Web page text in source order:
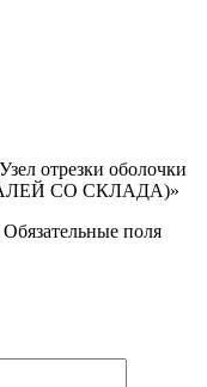
отрезки оболочки
СО СКЛАДА)»
Обязательные поля